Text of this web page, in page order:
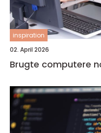
inspiration
02. April 2026
Brugte computere